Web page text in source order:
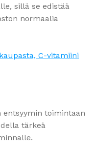
sillä se edistää
normaalia
C-vitamiini
entsyymin toimintaan
tärkeä